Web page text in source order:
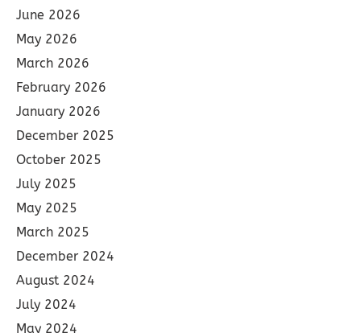
June 2026
May 2026
March 2026
February 2026
January 2026
December 2025
October 2025
July 2025
May 2025
March 2025
December 2024
August 2024
July 2024
May 2024